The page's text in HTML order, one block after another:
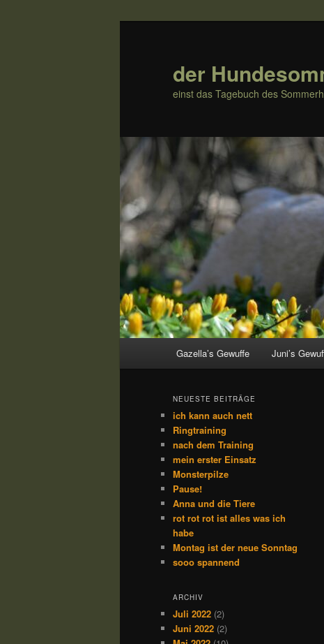
der
einst das Tagebuch des
Gazella’s Gewuffe Juni’s
NEUESTE BEITRÄGE
ich kann auch nett
Ringtraining
nach dem Training
mein erster Einsatz
Monsterpilze
Pause!
Anna und die Tiere
rot rot rot ist alles was ich
habe
Montag ist der neue Sonntag
sooo spannend
ARCHIV
Juli 2022 (2)
Juni 2022 (2)